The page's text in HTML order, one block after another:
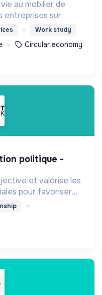
au mobilier de
entreprises sur
à l'économie
Work study
Circular economy
et valorise les
pour favoriser
échelle et apporter
sociétaux.